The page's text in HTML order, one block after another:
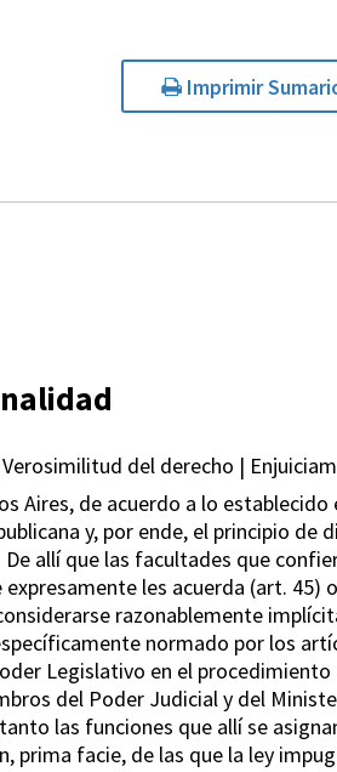
Imprimir
del derecho |
Aires, de acuerdo a lo
y, por ende, el principio de
allí que las facultades que
expresamente les acuerda (art.
razonablemente
normado por los
Legislativo en el
del Poder Judicial y del
las funciones que allí se
prima facie, de las que la ley